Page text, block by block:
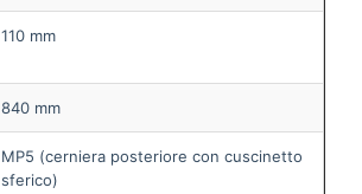
110 mm
840 mm
MP5 (cerniera posteriore con cuscinetto
sferico)